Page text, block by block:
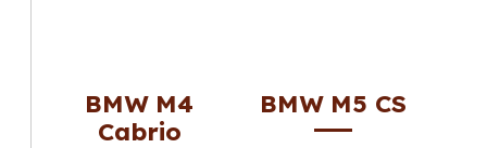
BMW M4
Cabrio
BMW M5 CS